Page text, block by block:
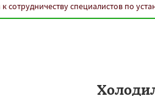
сотрудничеству специалистов по